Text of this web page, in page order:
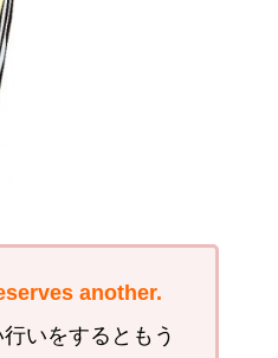
another.
いをするともう